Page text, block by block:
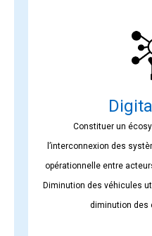
Constituer un
l’interconnexion des
opérationnelle entre
Diminution des véhicules
diminution des